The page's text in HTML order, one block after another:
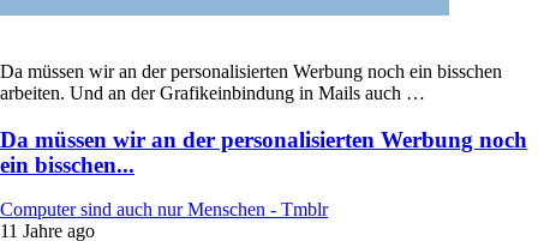
Da müssen wir an der personalisierten Werbung noch ein bisschen
arbeiten. Und an der Grafikeinbindung in Mails auch …
Da müssen wir an der personalisierten Werbung noch
ein bisschen...
Computer sind auch nur Menschen - Tmblr
11 Jahre ago